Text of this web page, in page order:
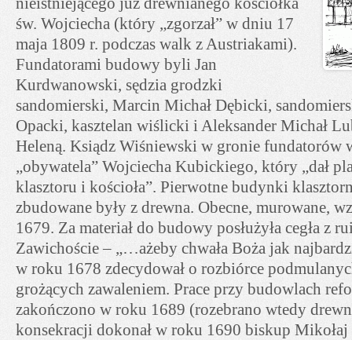
św. Wojciecha (który „zgorzał” w dniu 17
maja 1809 r. podczas walk z Austriakami).
Fundatorami budowy byli Jan
Kurdwanowski, sędzia grodzki
sandomierski, Marcin Michał Dębicki,
Opacki, kasztelan wiślicki i Aleksander Michał
Heleną. Ksiądz Wiśniewski w gronie fundatorów
„obywatela” Wojciecha Kubickiego, który „dał
klasztoru i kościoła”. Pierwotne budynki
zbudowane były z drewna. Obecne, murowane,
1679. Za materiał do budowy posłużyła cegła z
Zawichoście – „…ażeby chwała Boża jak
w roku 1678 zdecydował o rozbiórce
grożących zawaleniem. Prace przy budowlach
zakończono w roku 1689 (rozebrano wtedy
konsekracji dokonał w roku 1690 biskup